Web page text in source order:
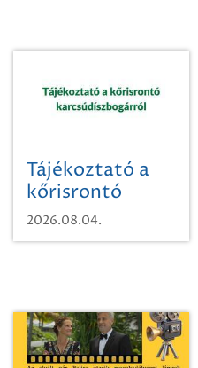
Tájékoztató a
kőrisrontó
karcsúdíszbogárról
2026.08.04.